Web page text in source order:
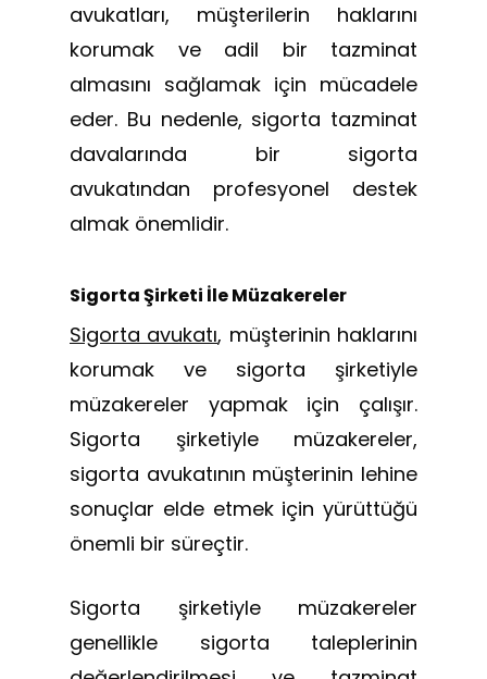
avukatları, müşterilerin haklarını
korumak ve adil bir tazminat
almasını sağlamak için mücadele
eder. Bu nedenle, sigorta tazminat
davalarında bir sigorta
avukatından profesyonel destek
almak önemlidir.
Sigorta Şirketi İle Müzakereler
Sigorta avukatı, müşterinin haklarını
korumak ve sigorta şirketiyle
müzakereler yapmak için çalışır.
Sigorta şirketiyle müzakereler,
sigorta avukatının müşterinin lehine
sonuçlar elde etmek için yürüttüğü
önemli bir süreçtir.
Sigorta şirketiyle müzakereler
genellikle sigorta taleplerinin